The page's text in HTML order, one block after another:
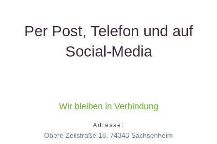
Per Post, Telefon und auf
Social-Media
Wir bleiben in Verbindung
Adresse:
Obere Zeilstraße 18, 74343 Sachsenheim